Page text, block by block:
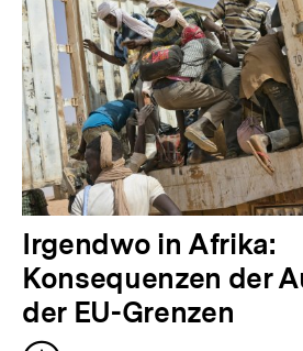
Irgendwo in Afrika:
Konsequenzen der
der EU-Grenzen